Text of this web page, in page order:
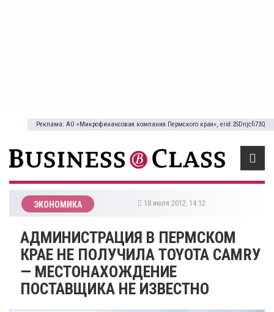
Реклама: АО «Микрофинансовая компания Пермского края», erid:2SDnjcfi73Q
ЭКОНОМИКА 18 июля 2012, 14:12
АДМИНИСТРАЦИЯ В ПЕРМСКОМ
КРАЕ НЕ ПОЛУЧИЛА TOYOTA CAMRУ
— МЕСТОНАХОЖДЕНИЕ
ПОСТАВЩИКА НЕ ИЗВЕСТНО